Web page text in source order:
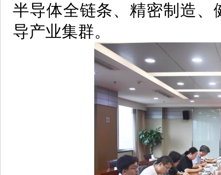
半导体全链条、精密制造
导产业集群。